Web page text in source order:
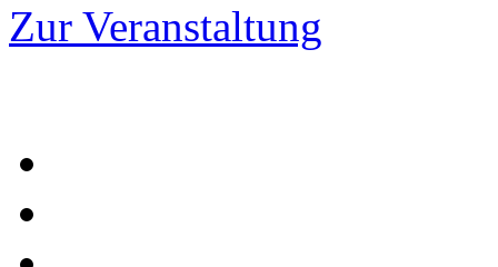
Zur Veranstaltung